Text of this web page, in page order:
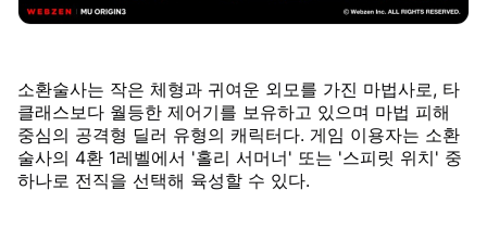
소환술사는 작은 체형과 귀여운 외모를 가진 마법사로, 타
클래스보다 월등한 제어기를 보유하고 있으며 마법 피해
중심의 공격형 딜러 유형의 캐릭터다. 게임 이용자는 소환
술사의 4환 1레벨에서 '홀리 서머너' 또는 '스피릿 위치' 중
하나로 전직을 선택해 육성할 수 있다.